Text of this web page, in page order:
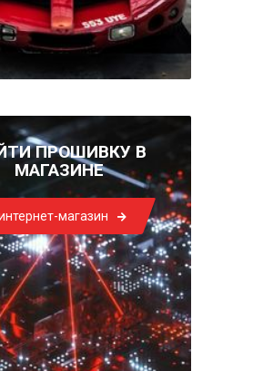
ПРОШИВКУ В
МАГАЗИНЕ
магазин